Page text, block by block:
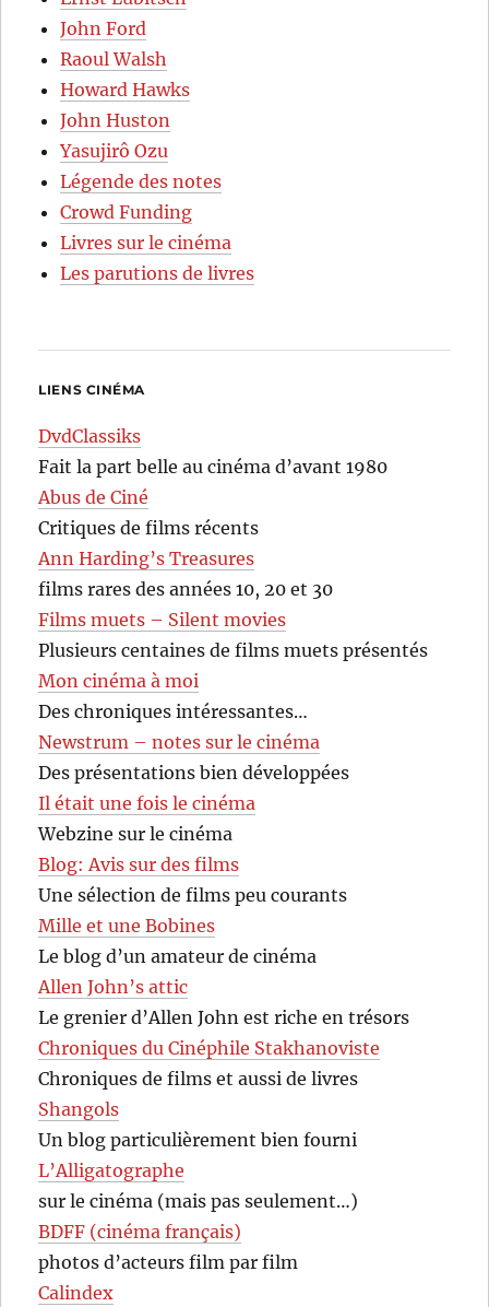
John Ford
Raoul Walsh
Howard Hawks
John Huston
Yasujirô Ozu
Légende des notes
Crowd Funding
Livres sur le cinéma
Les parutions de livres
LIENS CINÉMA
DvdClassiks
Fait la part belle au cinéma d’avant 1980
Abus de Ciné
Critiques de films récents
Ann Harding’s Treasures
films rares des années 10, 20 et 30
Films muets – Silent movies
Plusieurs centaines de films muets présentés
Mon cinéma à moi
Des chroniques intéressantes…
Newstrum – notes sur le cinéma
Des présentations bien développées
Il était une fois le cinéma
Webzine sur le cinéma
Blog: Avis sur des films
Une sélection de films peu courants
Mille et une Bobines
Le blog d’un amateur de cinéma
Allen John’s attic
Le grenier d’Allen John est riche en trésors
Chroniques du Cinéphile Stakhanoviste
Chroniques de films et aussi de livres
Shangols
Un blog particulièrement bien fourni
L’Alligatographe
sur le cinéma (mais pas seulement…)
BDFF (cinéma français)
photos d’acteurs film par film
Calindex